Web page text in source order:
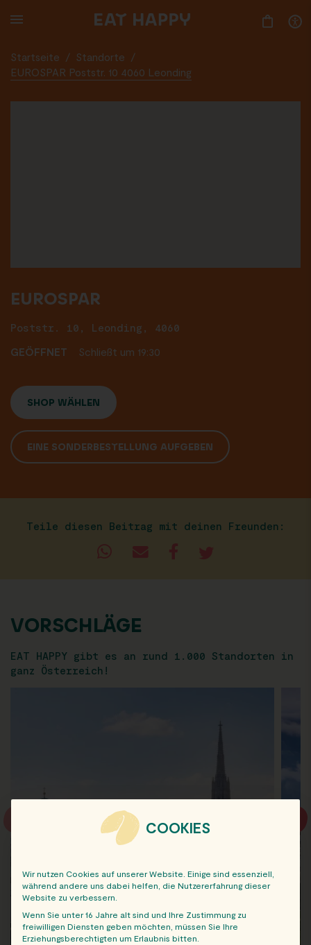
TO
Startseite / Standorte
/
EUROSPAR Poststr. 10 4060 Leonding
EUROSPAR
Poststr. 10, Leonding, 4060
GEÖFFNET
Schließt um 19:30
SHOP WÄHLEN
EINE SONDERBESTELLUNG AUFGEBEN
Teile diesen Beitrag mit deinen Freunden:
VORSCHLÄGE
EAT HAPPY gibt es an rund 1.000 Standorten in
ganz Österreich!
COOKIES
Wir nutzen Cookies auf unserer Website. Einige sind essenziell,
während andere uns dabei helfen, die Nutzererfahrung dieser
Website zu verbessern.
Wenn Sie unter 16 Jahre alt sind und Ihre Zustimmung zu
freiwilligen Diensten geben möchten, müssen Sie Ihre
Erziehungsberechtigten um Erlaubnis bitten.